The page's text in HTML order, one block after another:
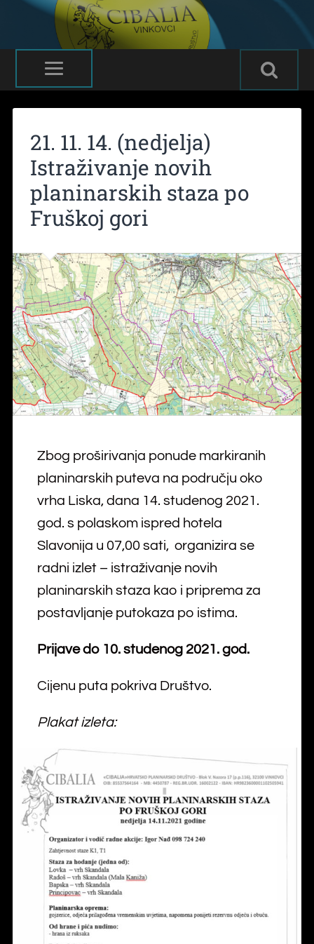
21. 11. 14. (nedjelja)
Istraživanje novih
planinarskih staza po
Fruškoj gori
Zbog proširivanja ponude markiranih
planinarskih puteva na području oko
vrha Liska, dana 14. studenog 2021.
god. s polaskom ispred hotela
Slavonija u 07,00 sati, organizira se
radni izlet – istraživanje novih
planinarskih staza kao i priprema za
postavljanje putokaza po istima.
Prijave do 10. studenog 2021. god.
Cijenu puta pokriva Društvo.
Plakat izleta: